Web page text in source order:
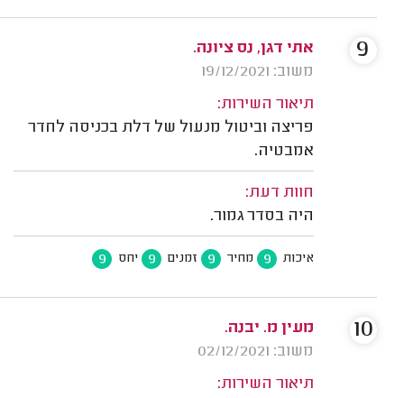
אתי דגן, נס ציונה.
משוב: 19/12/2021
תיאור השירות:
פריצה וביטול מנעול של דלת בכניסה לחדר
אמבטיה.
חוות דעת:
היה בסדר גמור.
איכות 9 מחיר 9 זמנים 9 יחס 9
9
מעין מ. יבנה.
משוב: 02/12/2021
תיאור השירות:
10